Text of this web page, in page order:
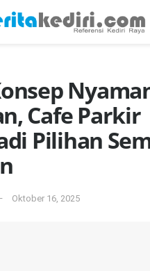
Cafe Parkir
Pilihan
Oktober 16, 2025